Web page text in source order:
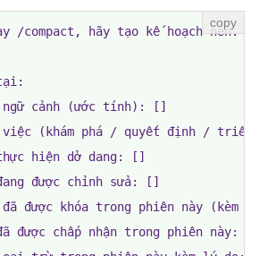
compact, hãy tạo kế hoạch nén. Tôi
ngữ cảnh (ước tính): []
việc (khám phá / quyết định /
hiện dở dang: []
được chỉnh sửa: []
được khóa trong phiên này
được chấp nhận trong phiên này: []